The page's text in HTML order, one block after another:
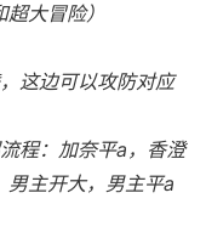
大冒险）
这边可以攻防对应
程：加奈平a，香澄
男主开大，男主平a